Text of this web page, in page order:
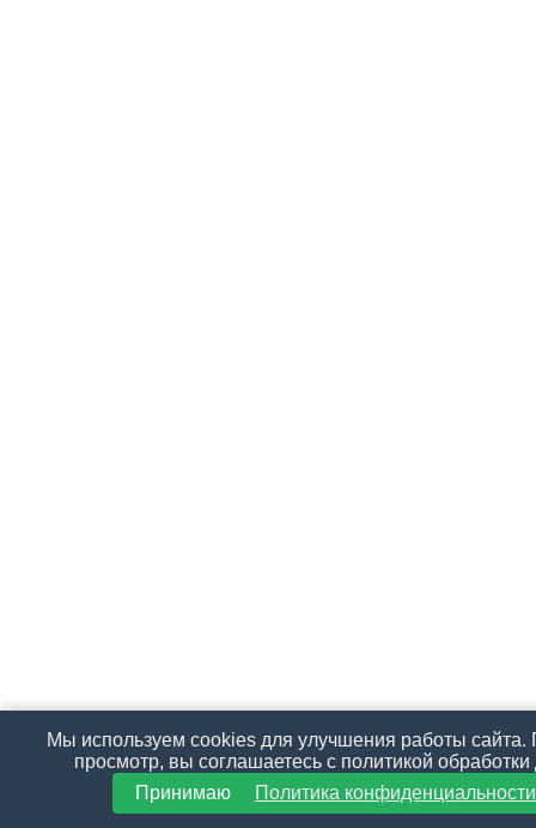
Мы используем cookies для улучшения работы
просмотр, вы соглашаетесь с политикой
Принимаю
Политика конфиденциальности